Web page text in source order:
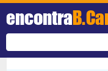
encontra